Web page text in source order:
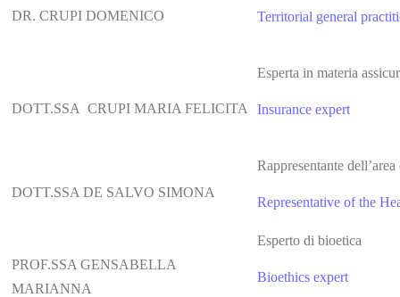
DR. CRUPI DOMENICO Territorial general
DOTT.SSA CRUPI MARIA FELICITA
Esperta in materia
Insurance expert
DOTT.SSA DE SALVO SIMONA
Rappresentante
Representative of the
PROF.SSA GENSABELLA
MARIANNA
Esperto di bioetica
Bioethics expert